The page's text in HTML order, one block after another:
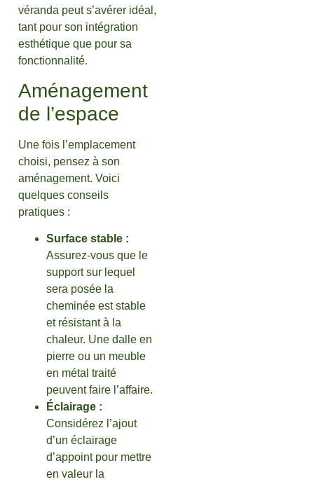
véranda peut s’avérer idéal,
tant pour son intégration
esthétique que pour sa
fonctionnalité.
Aménagement
de l’espace
Une fois l’emplacement
choisi, pensez à son
aménagement. Voici
quelques conseils
pratiques :
Surface stable :
Assurez-vous que le
support sur lequel
sera posée la
cheminée est stable
et résistant à la
chaleur. Une dalle en
pierre ou un meuble
en métal traité
peuvent faire l’affaire.
Éclairage :
Considérez l’ajout
d’un éclairage
d’appoint pour mettre
en valeur la